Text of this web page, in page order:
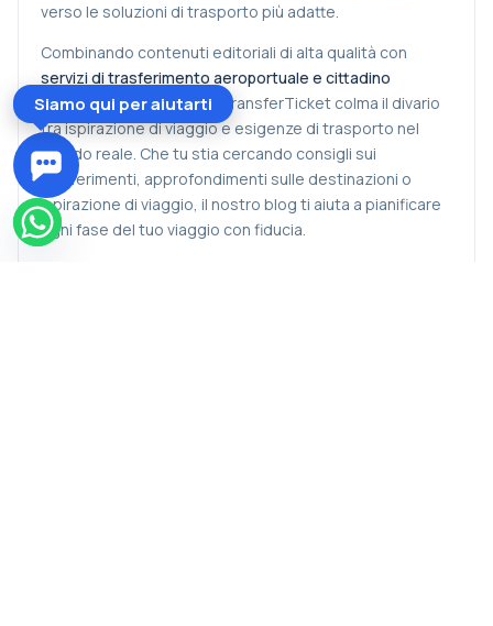
verso le soluzioni di trasporto più adatte.
Combinando contenuti editoriali di alta qualità con
servizi di trasferimento aeroportuale e cittadino
affidabili, il Blog di AirportTransferTicket colma il divario
tra ispirazione di viaggio e esigenze di trasporto nel
mondo reale. Che tu stia cercando consigli sui
trasferimenti, approfondimenti sulle destinazioni o
ispirazione di viaggio, il nostro blog ti aiuta a pianificare
ogni fase del tuo viaggio con fiducia.
Siamo qui per aiutarti